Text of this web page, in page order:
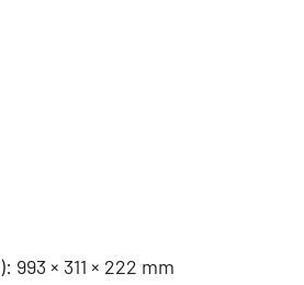
× 311 × 222 mm